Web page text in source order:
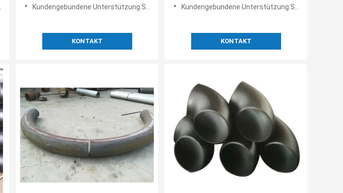
Kundengebundene Unterstützung:Soem
KONTAKT
Kundengebundene Unterstützung:Soem
KONTAKT